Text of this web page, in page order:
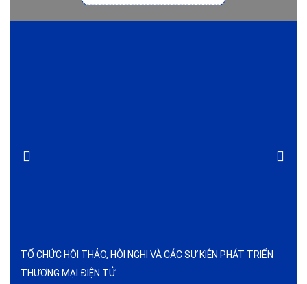
TỔ CHỨC HỘI THẢO, HỘI NGHỊ VÀ CÁC SỰ KIỆN PHÁT TRIỂN
THƯƠNG MẠI ĐIỆN TỬ